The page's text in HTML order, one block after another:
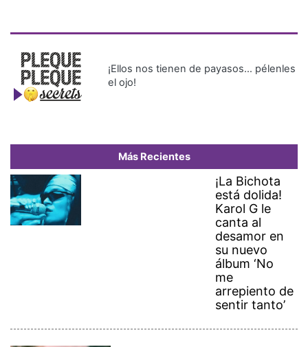
¡Ellos nos tienen de payasos… pélenles
el ojo!
Más Recientes
¡La Bichota
está dolida!
Karol G le
canta al
desamor en
su nuevo
álbum ‘No
me
arrepiento de
sentir tanto’